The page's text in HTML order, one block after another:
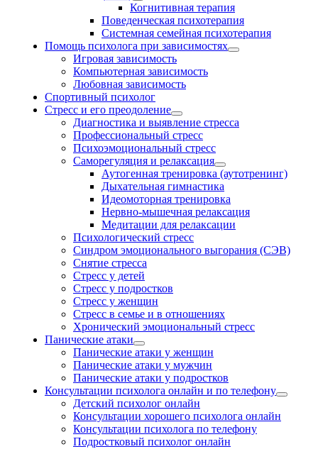
Когнитивная терапия
Поведенческая психотерапия
Системная семейная психотерапия
Помощь психолога при зависимостях
Игровая зависимость
Компьютерная зависимость
Любовная зависимость
Спортивный психолог
Стресс и его преодоление
Диагностика и выявление стресса
Профессиональный стресс
Психоэмоциональный стресс
Саморегуляция и релаксация
Аутогенная тренировка (аутотренинг)
Дыхательная гимнастика
Идеомоторная тренировка
Нервно-мышечная релаксация
Медитации для релаксации
Психологический стресс
Синдром эмоционального выгорания (СЭВ)
Снятие стресса
Стресс у детей
Стресс у подростков
Стресс у женщин
Стресс в семье и в отношениях
Хронический эмоциональный стресс
Панические атаки
Панические атаки у женщин
Панические атаки у мужчин
Панические атаки у подростков
Консультации психолога онлайн и по телефону
Детский психолог онлайн
Консультации хорошего психолога онлайн
Консультации психолога по телефону
Подростковый психолог онлайн